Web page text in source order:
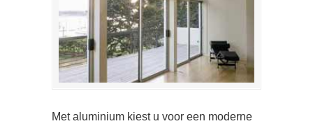
Met aluminium kiest u voor een moderne